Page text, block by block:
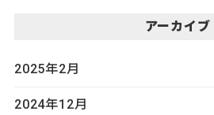
アーカイブ
2025年2月
2024年12月